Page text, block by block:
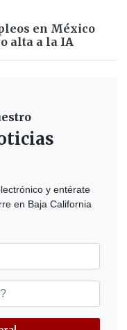
en México
alta a la IA
y entérate
en Baja California